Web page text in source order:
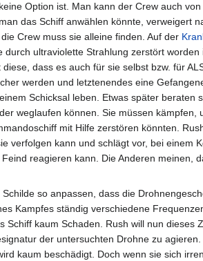
Option ist. Man kann der Crew auch
das Schiff anwählen könnte, verweigert
Crew muss sie alleine finden. Auf der
ultraviolette Strahlung zerstört
dass es auch für sie selbst bzw. für
werden und letztenendes eine
Schicksal leben. Etwas später beraten
weglaufen können. Sie müssen kämpfen,
mit Hilfe zerstören könnten.
verfolgen kann und schlägt vor, bei einem
reagieren kann. Die Anderen meinen,
so anpassen, dass die
Kampfes ständig verschiedene
kaum Schaden. Rush will nun dieses
der untersuchten Drohne zu
kaum beschädigt. Doch wenn sie sich